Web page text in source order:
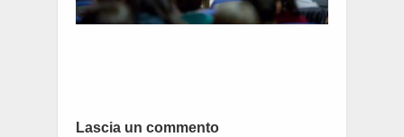
Lascia un commento